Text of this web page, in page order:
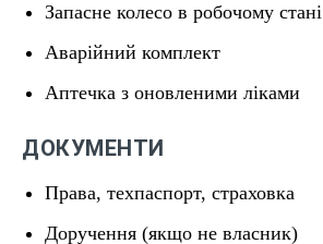
Запасне колесо в робочому стані
Аварійний комплект
Аптечка з оновленими ліками
ДОКУМЕНТИ
Права, техпаспорт, страховка
Доручення (якщо не власник)